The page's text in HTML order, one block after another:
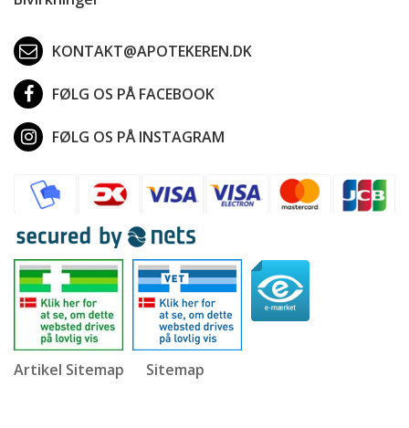
KONTAKT@APOTEKEREN.DK
FØLG OS PÅ FACEBOOK
FØLG OS PÅ INSTAGRAM
Artikel Sitemap Sitemap